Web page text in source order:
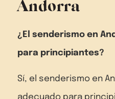
Andorra
¿El senderismo en
para principiantes?
Sí, el senderismo en
adecuado para